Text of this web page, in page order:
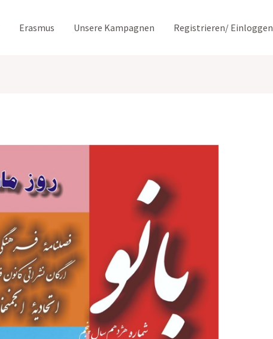
Erasmus Unsere Kampagnen Registrieren/ Einloggen